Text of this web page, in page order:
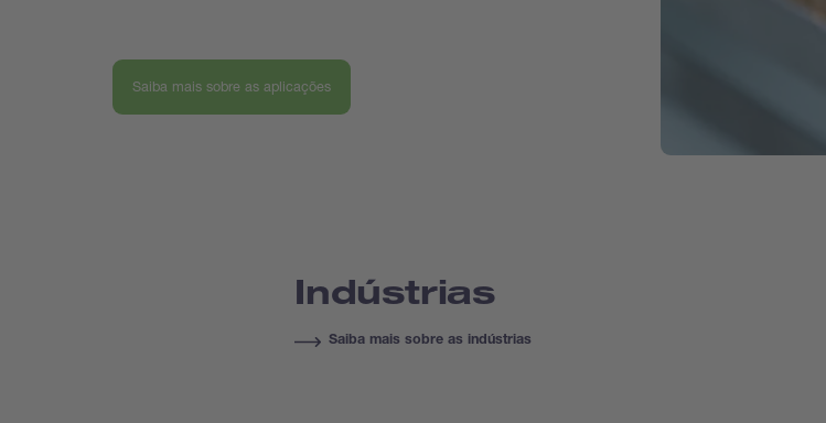
Saiba mais sobre as aplicações
Indústrias
Saiba mais sobre as indústrias